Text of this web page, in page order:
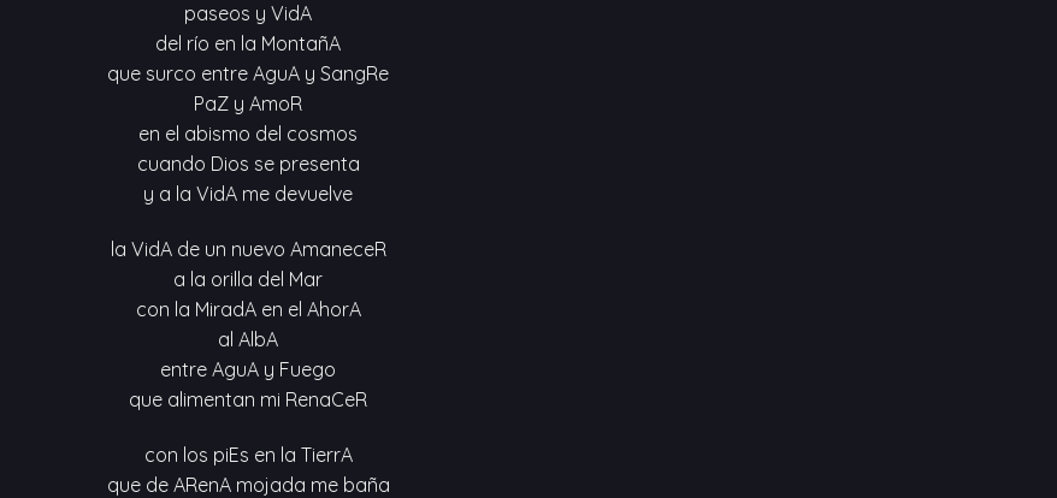
paseos y VidA
del río en la MontañA
que surco entre AguA y SangRe
PaZ y AmoR
en el abismo del cosmos
cuando Dios se presenta
y a la VidA me devuelve
la VidA de un nuevo AmaneceR
a la orilla del Mar
con la MiradA en el AhorA
al AlbA
entre AguA y Fuego
que alimentan mi RenaCeR
con los piEs en la TierrA
que de ARenA mojada me baña